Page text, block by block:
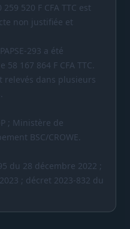
520 F CFA TTC est
non justifiée et
293 a été
167 864 F CFA TTC.
relevés dans plusieurs
; Ministère de
BSC/CROWE.
du 28 décembre 2022 ;
; décret 2023-832 du